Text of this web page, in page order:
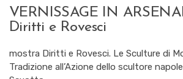
VERNISSAGE IN
Diritti e Rovesci
mostra Diritti e Rovesci. Le Sculture di
Tradizione all’Azione dello scultore